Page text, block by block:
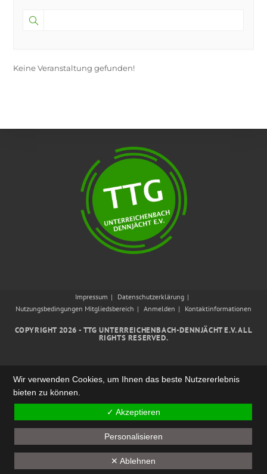
Keine Veranstaltung gefunden!
Impressum
Datenschutzerklärung
Nutzungsbedingungen Mitgliedsbereich
Anmelden Kontaktinformationen
COPYRIGHT 2026 - TTG UNTERREICHENBACH-DENNJÄCHT E.V. ALL
RIGHTS RESERVED.
Wir verwenden Cookies, um Ihnen das beste Nutzererlebnis
bieten zu können.
✓ Akzeptieren
Personalisieren
✕ Ablehnen